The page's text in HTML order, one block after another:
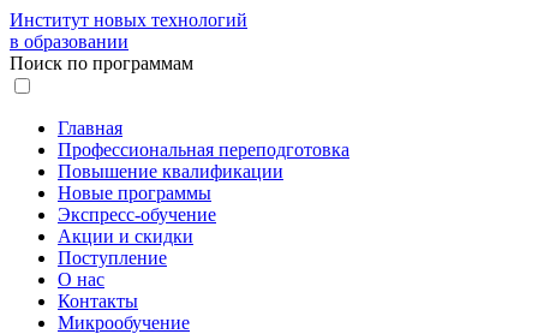
Институт новых технологий
в образовании
Поиск по программам
Главная
Профессиональная переподготовка
Повышение квалификации
Новые программы
Экспресс-обучение
Акции и скидки
Поступление
О нас
Контакты
Микрообучение